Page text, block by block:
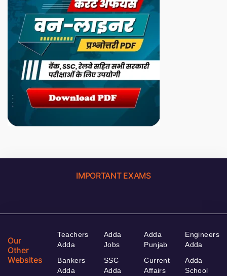
IMPORTANT EXAMS
Our
Other
Websites
Teachers
Adda
Bankers
Adda
Adda
Jobs
SSC
Adda
Adda
Punjab
Current
Affairs
Engineers
Adda
Adda
School